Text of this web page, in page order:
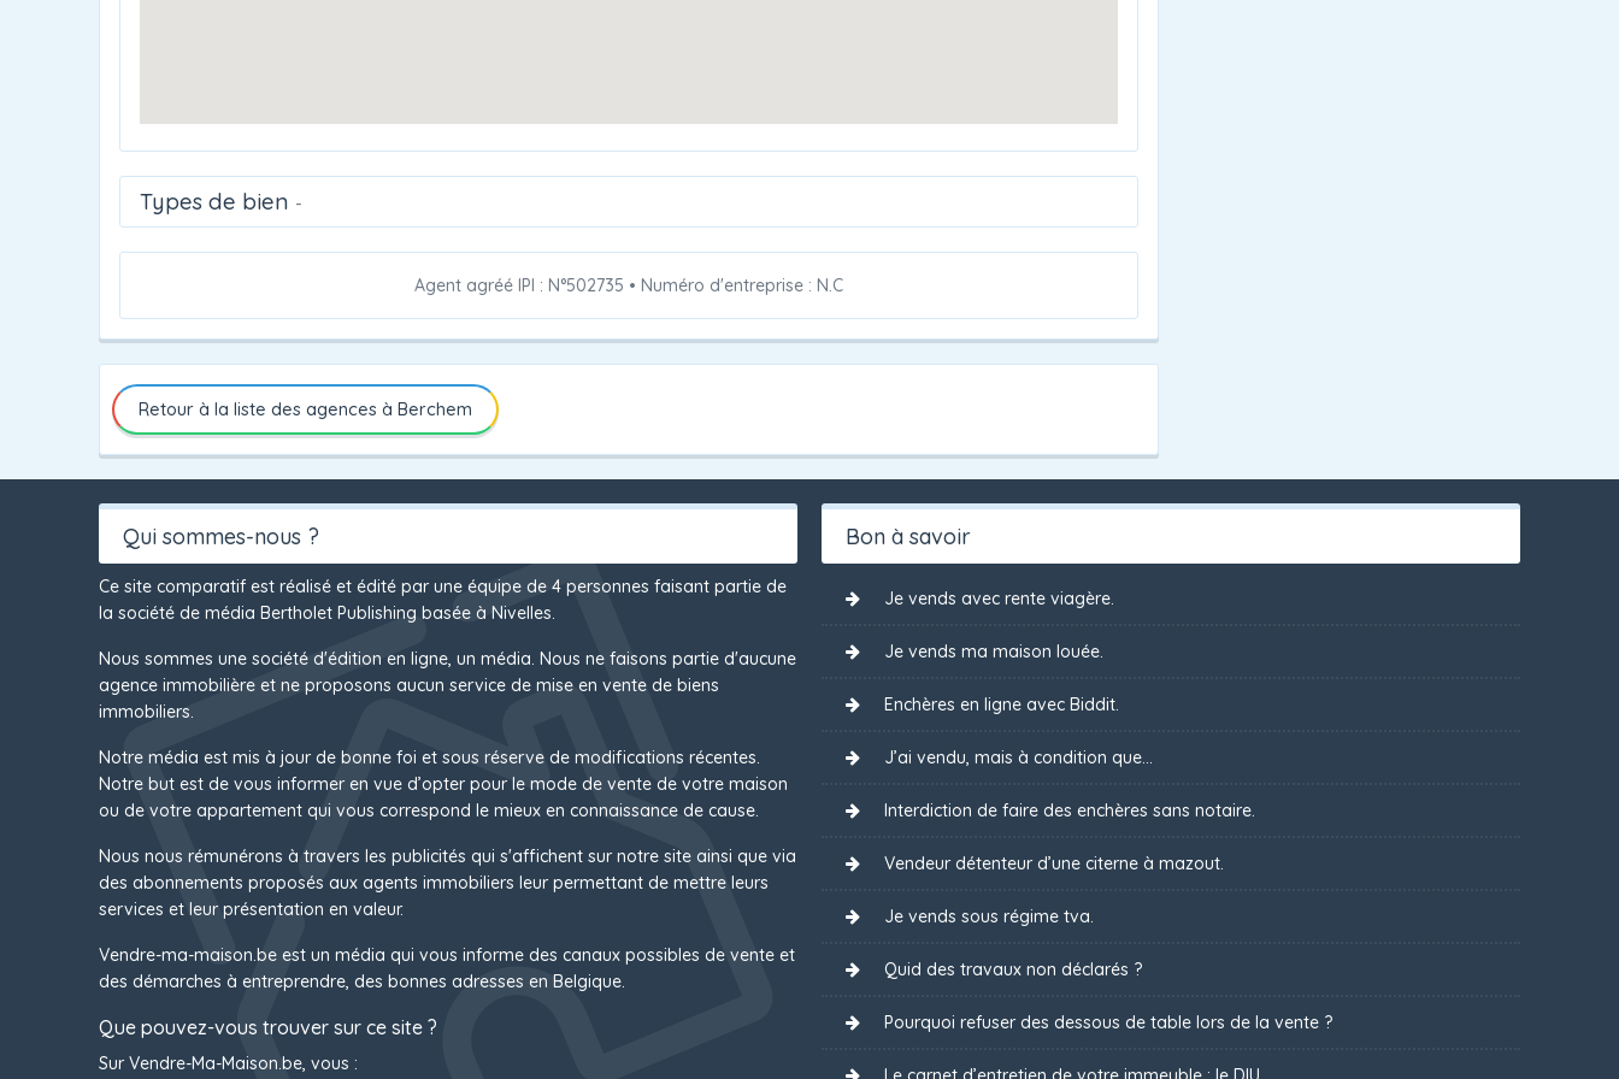
Types de bien -
Agent agréé IPI : N°502735 • Numéro d'entreprise : N.C
Retour à la liste des agences à Berchem
Qui sommes-nous ?
Ce site comparatif est réalisé et édité par une équipe de 4 personnes faisant partie de
la société de média Bertholet Publishing basée à Nivelles.
Nous sommes une société d'édition en ligne, un média. Nous ne faisons partie d'aucune
agence immobilière et ne proposons aucun service de mise en vente de biens
immobiliers.
Notre média est mis à jour de bonne foi et sous réserve de modifications récentes.
Notre but est de vous informer en vue d’opter pour le mode de vente de votre maison
ou de votre appartement qui vous correspond le mieux en connaissance de cause.
Nous nous rémunérons à travers les publicités qui s'affichent sur notre site ainsi que via
des abonnements proposés aux agents immobiliers leur permettant de mettre leurs
services et leur présentation en valeur.
Vendre-ma-maison.be est un média qui vous informe des canaux possibles de vente et
des démarches à entreprendre, des bonnes adresses en Belgique.
Que pouvez-vous trouver sur ce site ?
Sur Vendre-Ma-Maison.be, vous :
Bon à savoir
Je vends avec rente viagère.
Je vends ma maison louée.
Enchères en ligne avec Biddit.
J’ai vendu, mais à condition que...
Interdiction de faire des enchères sans notaire.
Vendeur détenteur d’une citerne à mazout.
Je vends sous régime tva.
Quid des travaux non déclarés ?
Pourquoi refuser des dessous de table lors de la vente ?